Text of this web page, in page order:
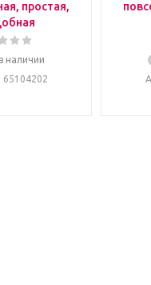
простая,
наличии
: 65104202